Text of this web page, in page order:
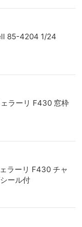
85-4204 1/24
ラーリ F430 窓枠
ラーリ F430 チャ
ール付